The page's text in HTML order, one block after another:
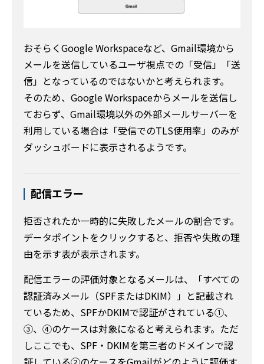
おそらくGoogle Workspaceなど、Gmail環境から
メールを送信しているユーザ視点での「受信」「送
信」となっているのではないかと考えられます。
そのため、Google Workspaceからメールを送信し
ておらず、Gmail環境以外の外部メールサーバーを
利用している場合は「受信でのTLS使用率」のみが
ダッシュボードに表示されるようです。
配信エラー
拒否されたか一時的に失敗したメールの割合です。
データポイントをクリックすると、拒否や失敗の理
由を示す表が表示されます。
配信エラーの評価対象となるメールは、「すべての
認証済みメール（SPFまたはDKIM）」と記載され
ているため、SPFかDKIMで認証がされている①、
③、④のケースは対象になると考えられます。ただ
しここでも、SPF・DKIMを第三者のドメインで認